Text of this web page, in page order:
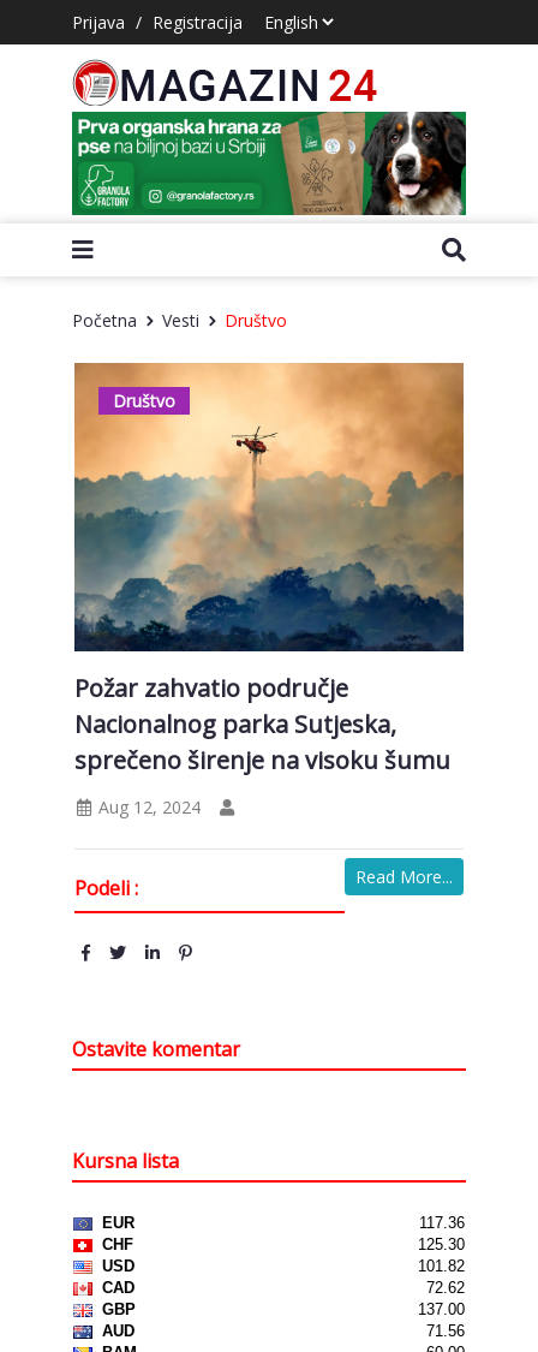
Prijava / Registracija
Početna Vesti Društvo
Društvo
Požar zahvatio područje
Nacionalnog parka Sutjeska,
sprečeno širenje na visoku šumu
Aug 12, 2024
Read More...
Podeli :
Ostavite komentar
Kursna lista